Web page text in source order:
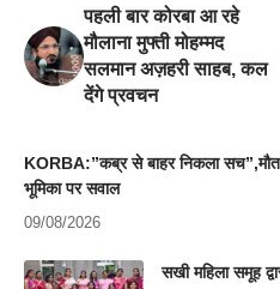
पहली बार कोरबा आ रहे
मौलाना मुफ्ती मोहम्मद
सलमान अज़हरी साहब, कल
देंगे प्रवचन
KORBA:”कब्र से बाहर निकला
भूमिका पर सवाल
09/08/2026
सखी महिला समूह